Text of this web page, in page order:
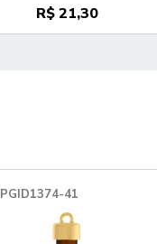
R$ 21,30
PGID1374-41